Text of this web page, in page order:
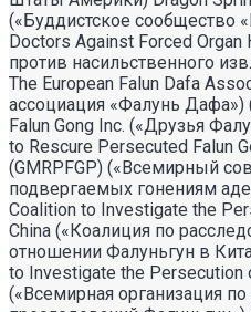
(«Буддистское сообщество
Doctors Against Forced Organ
против насильственного
The European Falun Dafa
ассоциация «Фалунь Дафа»)
Falun Gong Inc. («Друзья
to Rescure Persecuted Falun
(GMRPFGP) («Всемирный
подвергаемых гонениям
Coalition to Investigate the
China («Коалиция по
отношении Фалуньгун в
to Investigate the Persecution
(«Всемирная организация